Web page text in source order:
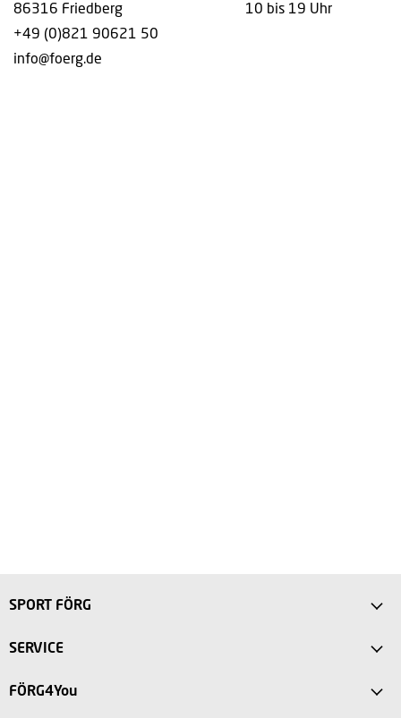
86316 Friedberg
+49 (0)821 90621 50
info@foerg.de
10 bis 19 Uhr
SPORT FÖRG
Intersport Förg Landsberg
SERVICE
FAQ
FÖRG4You